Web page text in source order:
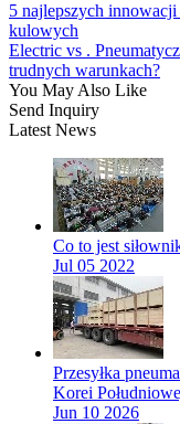
5 najlepszych
kulowych
Electric vs .
trudnych warunkach?
You May Also Like
Send Inquiry
Latest News
Co to jest
Jul 05 2022
Przesyłka
Korei
Jun 10 2026